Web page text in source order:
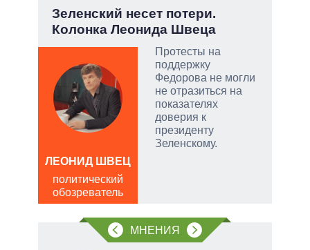
Зеленский несет потери.
Колонка Леонида Швеца
Протесты на
поддержку
Федорова не могли
не отразиться на
показателях
доверия к
президенту
Зеленскому.
ЛЕОНИД ШВЕЦ
политический
обозреватель
МНЕНИЯ